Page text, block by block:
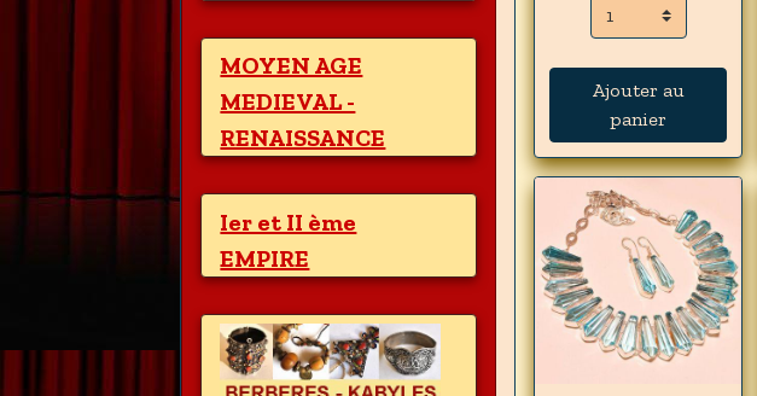
Ajouter au
panier
MOYEN AGE
MEDIEVAL -
RENAISSANCE
Ier et II ème
EMPIRE